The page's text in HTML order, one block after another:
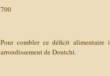
700
Pour combler ce déficit
arrondissement de Doutchi.